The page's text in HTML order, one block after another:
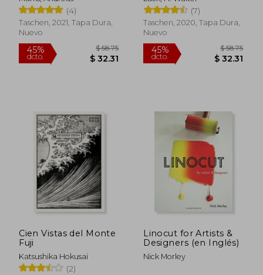
(4)
Taschen, 2021, Tapa Dura,
Nuevo
45%
dcto. $ 32.31
Inglés)
(7)
Taschen, 2020, Tapa Dura,
Nuevo
45%
dcto.
Cien Vistas del Monte
Fuji
Katsushika Hokusai
(2)
Linocut for Artists &
Designers (en Inglés)
Nick Morley